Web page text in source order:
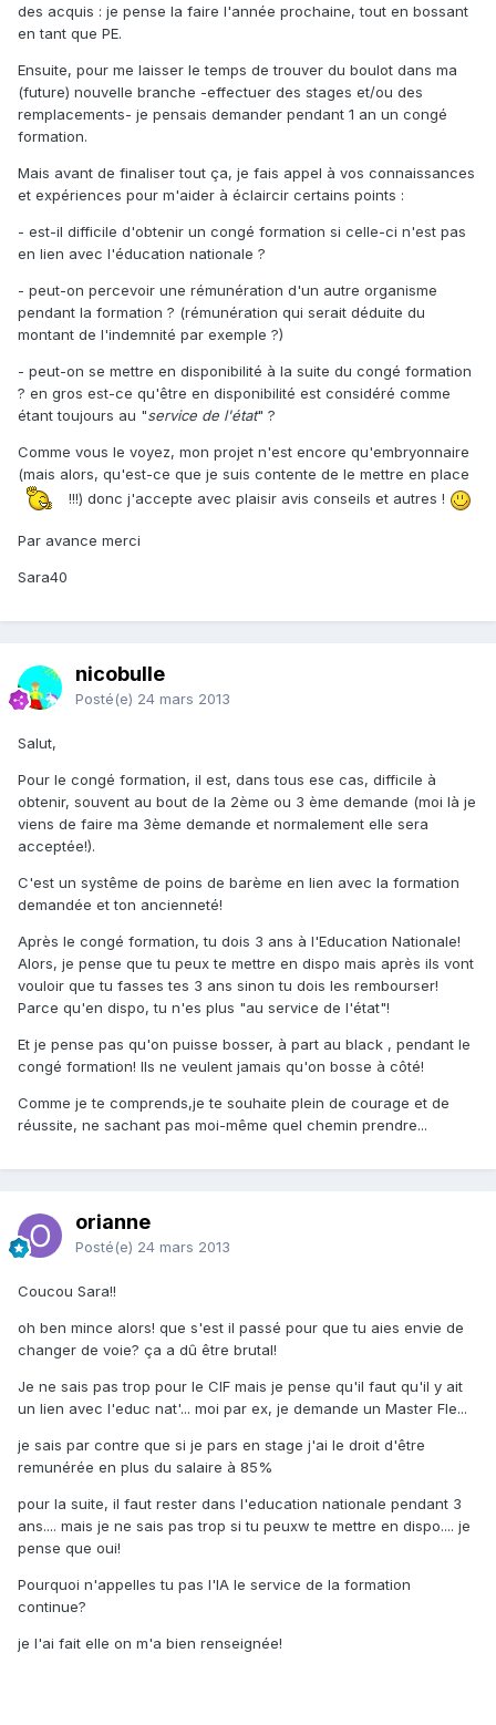
des acquis : je pense la faire l'année prochaine, tout en bossant
en tant que PE.
Ensuite, pour me laisser le temps de trouver du boulot dans ma
(future) nouvelle branche -effectuer des stages et/ou des
remplacements- je pensais demander pendant 1 an un congé
formation.
Mais avant de finaliser tout ça, je fais appel à vos connaissances
et expériences pour m'aider à éclaircir certains points :
- est-il difficile d'obtenir un congé formation si celle-ci n'est pas
en lien avec l'éducation nationale ?
- peut-on percevoir une rémunération d'un autre organisme
pendant la formation ? (rémunération qui serait déduite du
montant de l'indemnité par exemple ?)
- peut-on se mettre en disponibilité à la suite du congé formation
? en gros est-ce qu'être en disponibilité est considéré comme
étant toujours au "service de l'état" ?
Comme vous le voyez, mon projet n'est encore qu'embryonnaire
(mais alors, qu'est-ce que je suis contente de le mettre en place
!!!) donc j'accepte avec plaisir avis conseils et autres !
Par avance merci
Sara40
nicobulle
Posté(e) 24 mars 2013
Salut,
Pour le congé formation, il est, dans tous ese cas, difficile à
obtenir, souvent au bout de la 2ème ou 3 ème demande (moi là je
viens de faire ma 3ème demande et normalement elle sera
acceptée!).
C'est un systême de poins de barème en lien avec la formation
demandée et ton ancienneté!
Après le congé formation, tu dois 3 ans à l'Education Nationale!
Alors, je pense que tu peux te mettre en dispo mais après ils vont
vouloir que tu fasses tes 3 ans sinon tu dois les rembourser!
Parce qu'en dispo, tu n'es plus "au service de l'état"!
Et je pense pas qu'on puisse bosser, à part au black , pendant le
congé formation! Ils ne veulent jamais qu'on bosse à côté!
Comme je te comprends,je te souhaite plein de courage et de
réussite, ne sachant pas moi-même quel chemin prendre...
orianne
Posté(e) 24 mars 2013
Coucou Sara!!
oh ben mince alors! que s'est il passé pour que tu aies envie de
changer de voie? ça a dû être brutal!
Je ne sais pas trop pour le CIF mais je pense qu'il faut qu'il y ait
un lien avec l'educ nat'... moi par ex, je demande un Master Fle...
je sais par contre que si je pars en stage j'ai le droit d'être
remunérée en plus du salaire à 85%
pour la suite, il faut rester dans l'education nationale pendant 3
ans.... mais je ne sais pas trop si tu peuxw te mettre en dispo.... je
pense que oui!
Pourquoi n'appelles tu pas l'IA le service de la formation
continue?
je l'ai fait elle on m'a bien renseignée!